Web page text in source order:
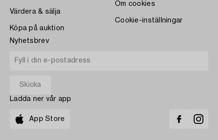
Värdera & sälja
Köpa på auktion
Om cookies
Cookie-inställningar
Nyhetsbrev
Ladda ner vår app
App Store